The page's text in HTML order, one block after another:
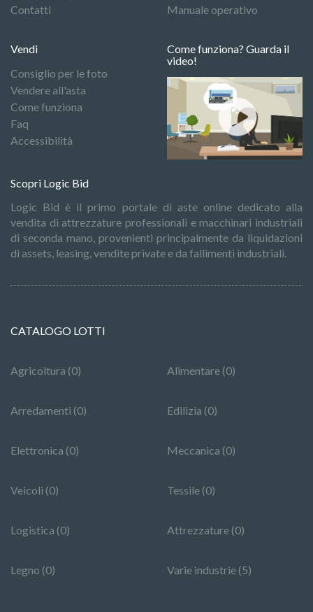
Contatti
Manuale operativo
Vendi
Consiglio per le foto
Vendere all'asta
Come funziona
Faq
Accessibilità
Come funziona? Guarda il
video!
Scopri Logic Bid
Logic Bid è il primo portale di aste online dedicato alla
vendita di attrezzature professionali e macchinari industriali
di seconda mano, provenienti principalmente da liquidazioni
di assets, leasing, vendite private e da fallimenti industriali.
CATALOGO LOTTI
Agricoltura (0) Alimentare (0)
Arredamenti (0) Edilizia (0)
Elettronica (0) Meccanica (0)
Veicoli (0) Tessile (0)
Logistica (0) Attrezzature (0)
Legno (0) Varie industrie (5)